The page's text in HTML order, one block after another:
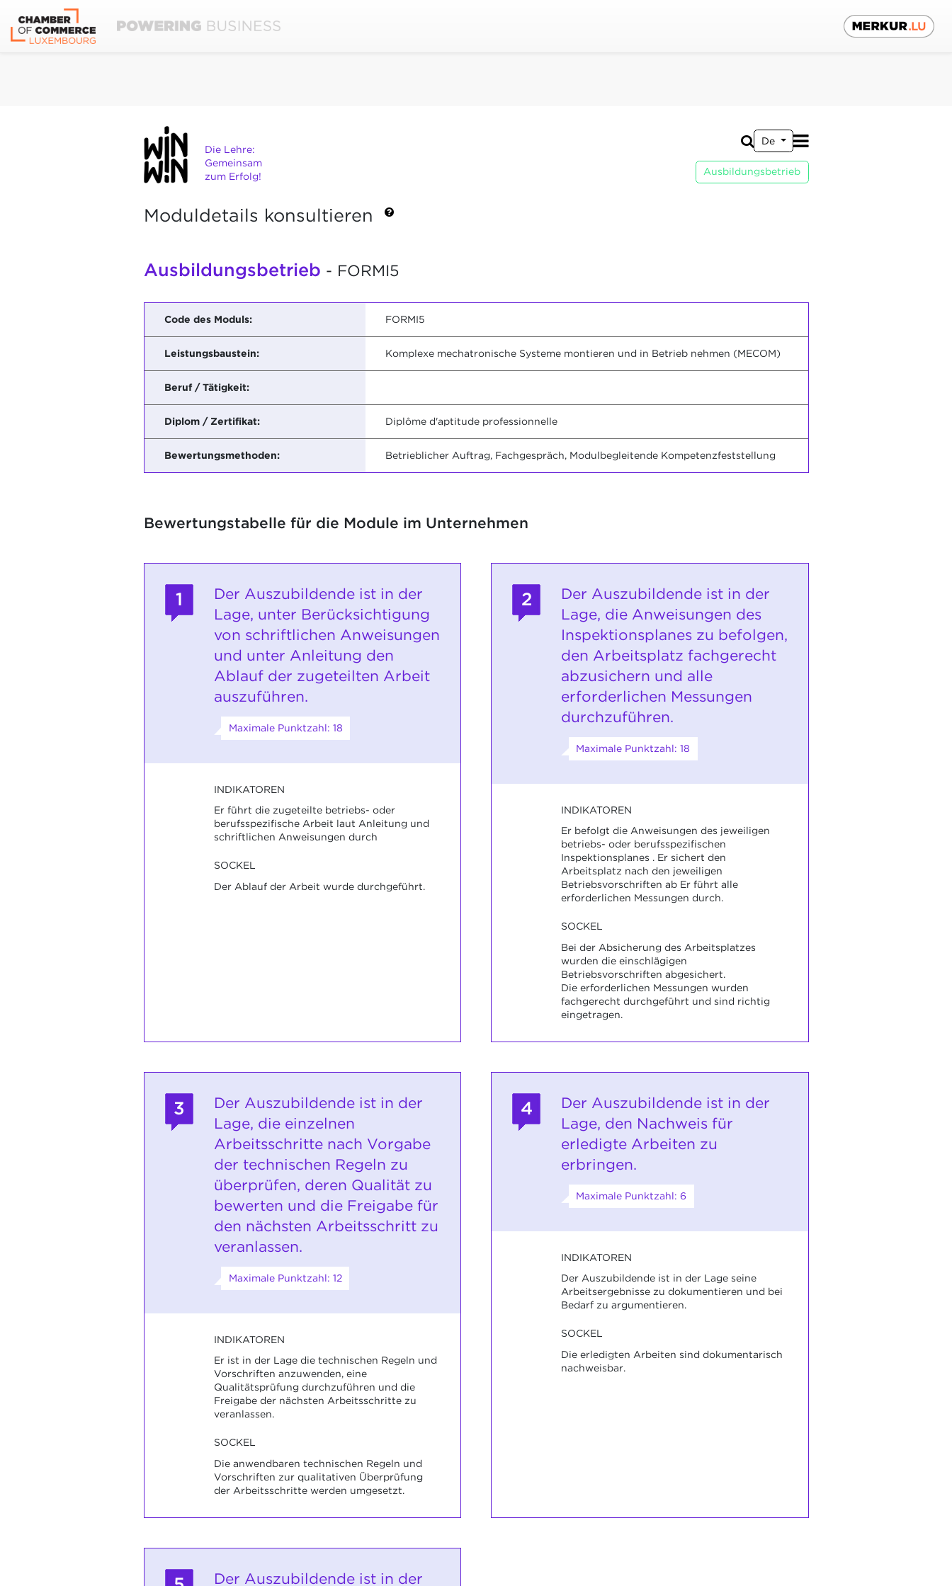
Die Lehre:
Gemeinsam
zum Erfolg!
De
Ausbildungsbetrieb
Moduldetails konsultieren
Ausbildungsbetrieb - FORMI5
Code des Moduls: FORMI5
Leistungsbaustein: Komplexe mechatronische Systeme montieren und in Betrieb nehmen (MECOM)
Beruf / Tätigkeit:
Diplom / Zertifikat: Diplôme d'aptitude professionnelle
Bewertungsmethoden: Betrieblicher Auftrag, Fachgespräch, Modulbegleitende Kompetenzfeststellung
Bewertungstabelle für die Module im Unternehmen
1
Der Auszubildende ist in der
Lage, unter Berücksichtigung
von schriftlichen Anweisungen
und unter Anleitung den
Ablauf der zugeteilten Arbeit
auszuführen.
Maximale Punktzahl: 18
INDIKATOREN
Er führt die zugeteilte betriebs- oder
berufsspezifische Arbeit laut Anleitung und
schriftlichen Anweisungen durch
SOCKEL
Der Ablauf der Arbeit wurde durchgeführt.
2
Der Auszubildende ist in der
Lage, die Anweisungen des
Inspektionsplanes zu befolgen,
den Arbeitsplatz fachgerecht
abzusichern und alle
erforderlichen Messungen
durchzuführen.
Maximale Punktzahl: 18
INDIKATOREN
Er befolgt die Anweisungen des jeweiligen
betriebs- oder berufsspezifischen
Inspektionsplanes . Er sichert den
Arbeitsplatz nach den jeweiligen
Betriebsvorschriften ab Er führt alle
erforderlichen Messungen durch.
SOCKEL
Bei der Absicherung des Arbeitsplatzes
wurden die einschlägigen
Betriebsvorschriften abgesichert.
Die erforderlichen Messungen wurden
fachgerecht durchgeführt und sind richtig
eingetragen.
3
Der Auszubildende ist in der
Lage, die einzelnen
Arbeitsschritte nach Vorgabe
der technischen Regeln zu
überprüfen, deren Qualität zu
bewerten und die Freigabe für
den nächsten Arbeitsschritt zu
veranlassen.
Maximale Punktzahl: 12
INDIKATOREN
Er ist in der Lage die technischen Regeln und
Vorschriften anzuwenden, eine
Qualitätsprüfung durchzuführen und die
Freigabe der nächsten Arbeitsschritte zu
veranlassen.
SOCKEL
Die anwendbaren technischen Regeln und
Vorschriften zur qualitativen Überprüfung
der Arbeitsschritte werden umgesetzt.
4
Der Auszubildende ist in der
Lage, den Nachweis für
erledigte Arbeiten zu
erbringen.
Maximale Punktzahl: 6
INDIKATOREN
Der Auszubildende ist in der Lage seine
Arbeitsergebnisse zu dokumentieren und bei
Bedarf zu argumentieren.
SOCKEL
Die erledigten Arbeiten sind dokumentarisch
nachweisbar.
Der Auszubildende ist in der